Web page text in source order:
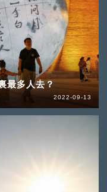
最多人去？
2022-09-13